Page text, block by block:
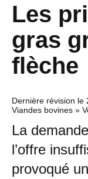
Les
gras
flèche
Dernière révision le
Viandes bovines »
La
l’offre
provoqué